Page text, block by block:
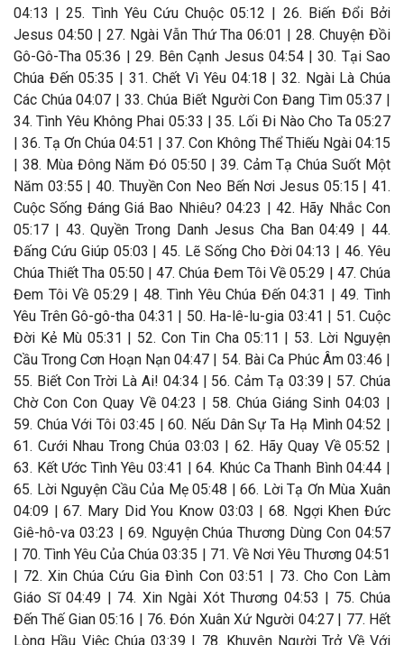
04:13 | 25. Tình Yêu Cứu Chuộc 05:12 | 26. Biến Đổi Bởi
Jesus 04:50 | 27. Ngài Vẫn Thứ Tha 06:01 | 28. Chuyện Đồi
Gô-Gô-Tha 05:36 | 29. Bên Cạnh Jesus 04:54 | 30. Tại Sao
Chúa Đến 05:35 | 31. Chết Vì Yêu 04:18 | 32. Ngài Là Chúa
Các Chúa 04:07 | 33. Chúa Biết Người Con Đang Tìm 05:37 |
34. Tình Yêu Không Phai 05:33 | 35. Lối Đi Nào Cho Ta 05:27
| 36. Tạ Ơn Chúa 04:51 | 37. Con Không Thể Thiếu Ngài 04:15
| 38. Mùa Đông Năm Đó 05:50 | 39. Cảm Tạ Chúa Suốt Một
Năm 03:55 | 40. Thuyền Con Neo Bến Nơi Jesus 05:15 | 41.
Cuộc Sống Đáng Giá Bao Nhiêu? 04:23 | 42. Hãy Nhắc Con
05:17 | 43. Quyền Trong Danh Jesus Cha Ban 04:49 | 44.
Đấng Cứu Giúp 05:03 | 45. Lẽ Sống Cho Đời 04:13 | 46. Yêu
Chúa Thiết Tha 05:50 | 47. Chúa Đem Tôi Về 05:29 | 47. Chúa
Đem Tôi Về 05:29 | 48. Tình Yêu Chúa Đến 04:31 | 49. Tình
Yêu Trên Gô-gô-tha 04:31 | 50. Ha-lê-lu-gia 03:41 | 51. Cuộc
Đời Kẻ Mù 05:31 | 52. Con Tin Cha 05:11 | 53. Lời Nguyện
Cầu Trong Cơn Hoạn Nạn 04:47 | 54. Bài Ca Phúc Âm 03:46 |
55. Biết Con Trời Là Ai! 04:34 | 56. Cảm Tạ 03:39 | 57. Chúa
Chờ Con Con Quay Về 04:23 | 58. Chúa Giáng Sinh 04:03 |
59. Chúa Với Tôi 03:45 | 60. Nếu Dân Sự Ta Hạ Mình 04:52 |
61. Cưới Nhau Trong Chúa 03:03 | 62. Hãy Quay Về 05:52 |
63. Kết Ước Tình Yêu 03:41 | 64. Khúc Ca Thanh Bình 04:44 |
65. Lời Nguyện Cầu Của Mẹ 05:48 | 66. Lời Tạ Ơn Mùa Xuân
04:09 | 67. Mary Did You Know 03:03 | 68. Ngợi Khen Đức
Giê-hô-va 03:23 | 69. Nguyện Chúa Thương Dùng Con 04:57
| 70. Tình Yêu Của Chúa 03:35 | 71. Về Nơi Yêu Thương 04:51
| 72. Xin Chúa Cứu Gia Đình Con 03:51 | 73. Cho Con Làm
Giáo Sĩ 04:49 | 74. Xin Ngài Xót Thương 04:53 | 75. Chúa
Đến Thế Gian 05:16 | 76. Đón Xuân Xứ Người 04:27 | 77. Hết
Lòng Hầu Việc Chúa 03:39 | 78. Khuyên Người Trở Về Với